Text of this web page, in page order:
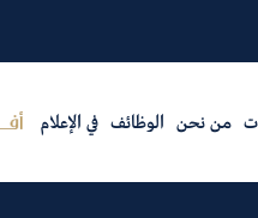
من نحن الوظائف في الإعلام